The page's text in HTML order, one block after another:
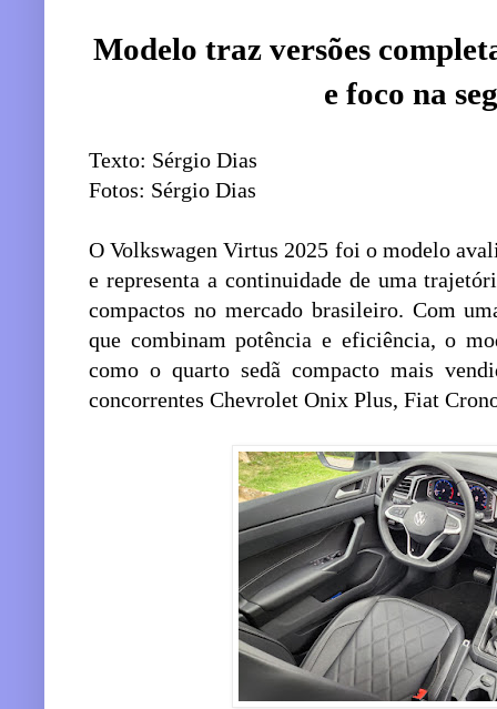
Modelo traz versões
e foco na
Texto: Sérgio Dias
Fotos: Sérgio Dias
O Volkswagen Virtus 2025 foi o modelo
e representa a continuidade de uma
compactos no mercado brasileiro. Com
que combinam potência e eficiência, o
como o quarto sedã compacto mais
concorrentes Chevrolet Onix Plus, Fiat